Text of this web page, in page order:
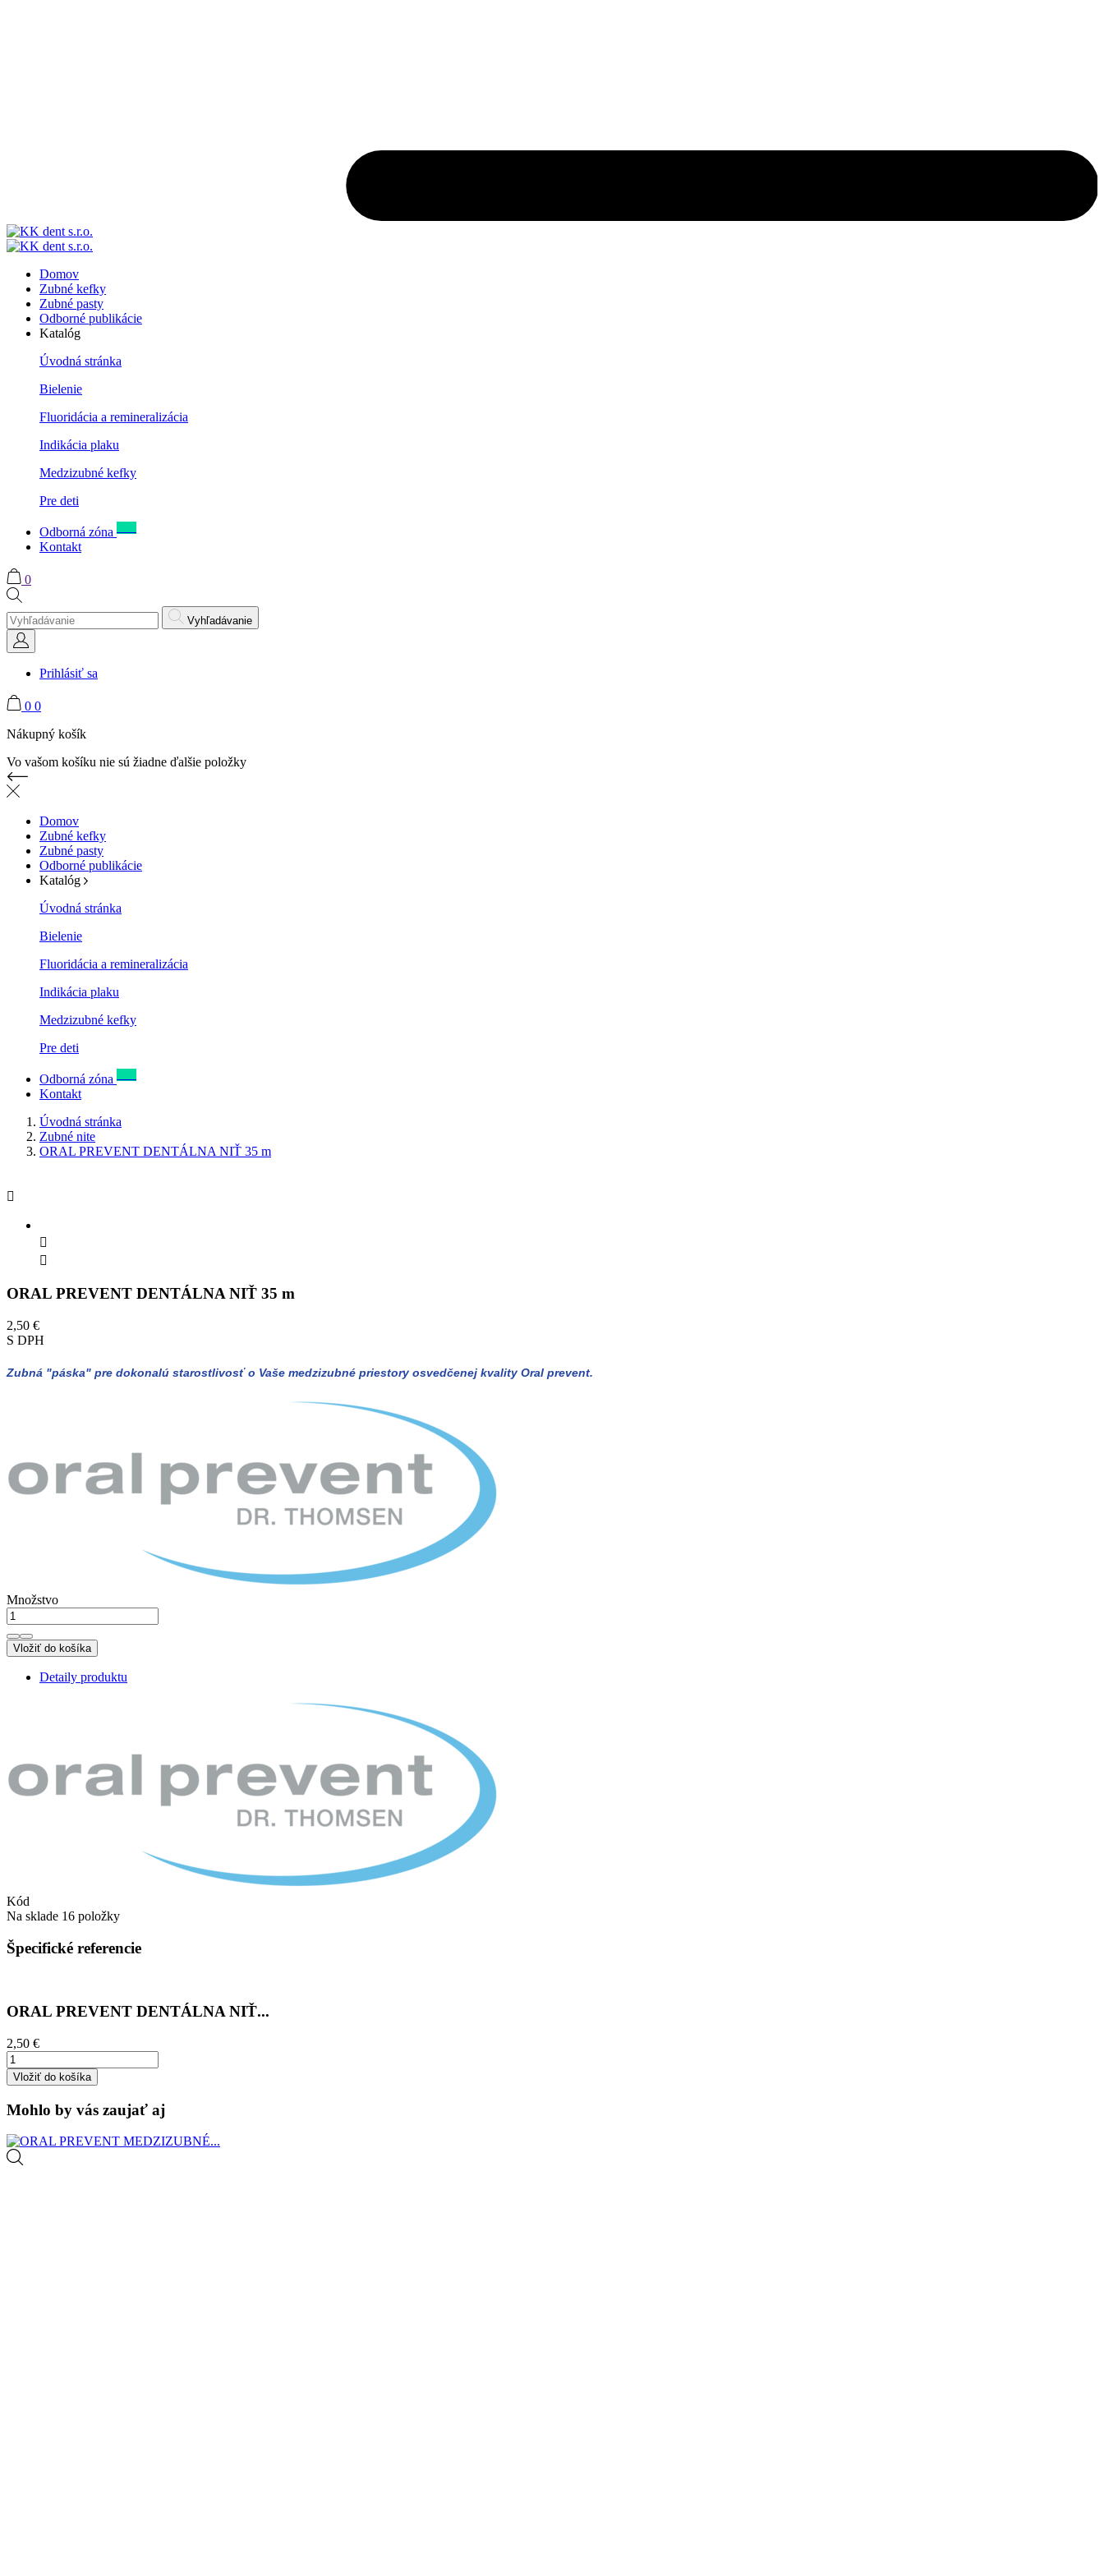
Domov
Zubné kefky
Zubné pasty
Odborné publikácie
Katalóg
Úvodná stránka
Bielenie
Fluoridácia a remineralizácia
Indikácia plaku
Medzizubné kefky
Pre deti
Odborná zóna
Kontakt
0
Vyhľadávanie
Prihlásiť sa
0 0
Nákupný košík
Vo vašom košíku nie sú žiadne ďalšie položky
Domov
Zubné kefky
Zubné pasty
Odborné publikácie
Katalóg
Úvodná stránka
Bielenie
Fluoridácia a remineralizácia
Indikácia plaku
Medzizubné kefky
Pre deti
Odborná zóna
Kontakt
Úvodná stránka
Zubné nite
ORAL PREVENT DENTÁLNA NIŤ 35 m



ORAL PREVENT DENTÁLNA NIŤ 35 m
2,50 €
S DPH
Zubná "páska" pre dokonalú starostlivosť o Vaše medzizubné priestory osvedčenej kvality Oral prevent.
Množstvo
Vložiť do košíka
Detaily produktu
Kód
Na sklade 16 položky
Špecifické referencie
ORAL PREVENT DENTÁLNA NIŤ...
2,50 €
Vložiť do košíka
Mohlo by vás zaujať aj